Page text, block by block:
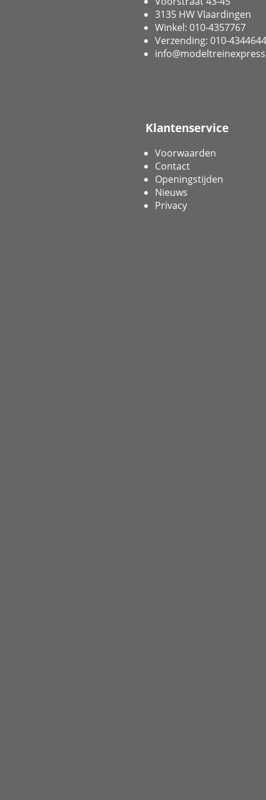
3135 HW Vlaardingen
Winkel: 010-4357767
Verzending: 010-4344644
Klantenservice
Voorwaarden
Contact
Openingstijden
Nieuws
Privacy